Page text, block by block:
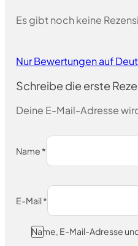
Es gibt noch keine
Nur Bewertungen auf
Schreibe die erste
Deine E-Mail-Adresse
Name *
E-Mail*
Name, E-Mail-Adresse